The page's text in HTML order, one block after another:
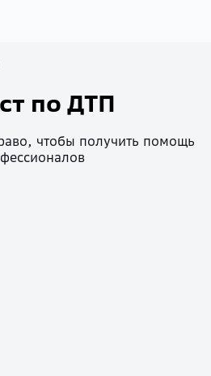
по ДТП
чтобы получить помощь